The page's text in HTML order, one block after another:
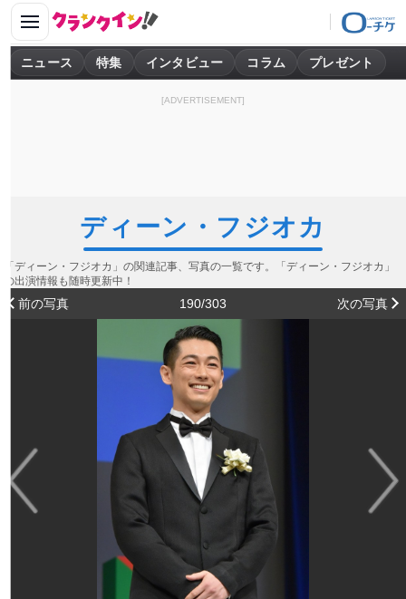
ニュース 特集 インタビュー コラム プレゼント
[ADVERTISEMENT]
ディーン・フジオカ
「ディーン・フジオカ」の関連記事、写真の一覧です。「ディーン・フジオカ」
の出演情報も随時更新中！
前の写真 190/303 次の写真